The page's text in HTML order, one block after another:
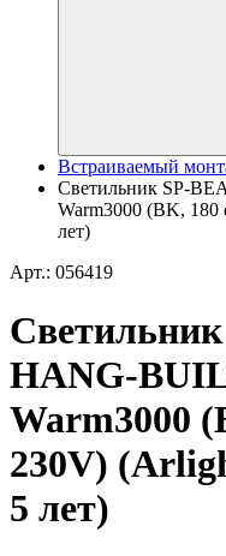
Встраиваемый
Светильник SP-
Warm3000 (BK,
лет)
Арт.: 056419
HANG-
Warm3000
230V)
5 лет)